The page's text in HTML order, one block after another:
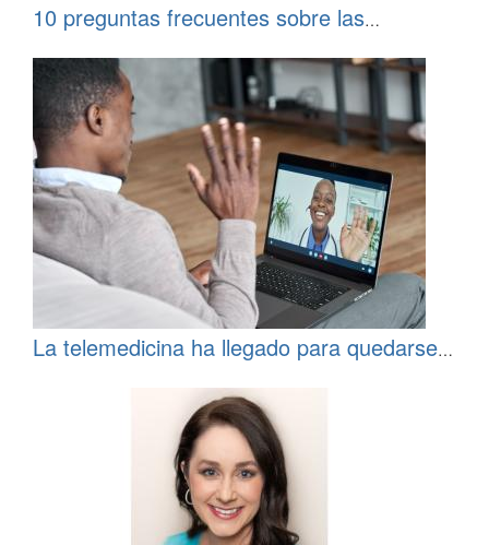
10 preguntas frecuentes sobre las
La telemedicina ha llegado para quedarse: